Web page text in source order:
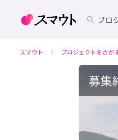
プロ
スマウト プロジェクトをさが
募集